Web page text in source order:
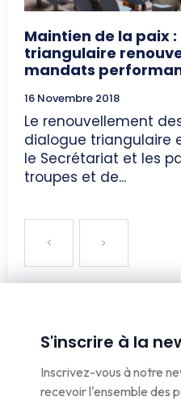
Maintien de la paix
triangulaire
mandats
16 Novembre 2018
Le renouvellement
dialogue triangulaire
le Secrétariat et les
troupes et de...
S'inscrire à la
Inscrivez-vous à notre
recevoir l'ensemble des